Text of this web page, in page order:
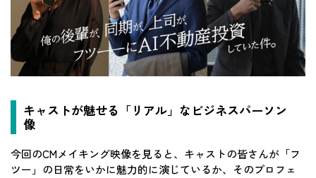
キャストが魅せる「リアル」なビジネスパーソン
像
今回のCMメイキング映像を見ると、キャストの皆さんが「フ
ツー」の日常をいかに魅力的に演じているか、そのプロフェ